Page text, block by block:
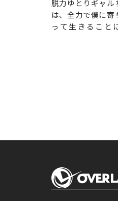
脱力ゆとりギャル
は、全力で僕に寄
って生きること